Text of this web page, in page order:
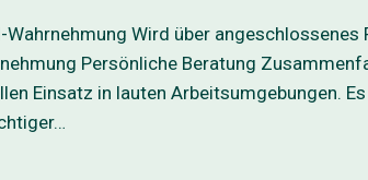
Wird über
Persönliche Beratung
Einsatz in lauten Arbeitsumgebungen.